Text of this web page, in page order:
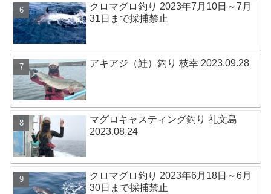
クロマグロ釣り 2023年7月10日～7月
31日まで採捕禁止
アキアジ（鮭）釣り 枝幸 2023.09.28
マグロキャスティング釣り 礼文島
2023.08.24
クロマグロ釣り 2023年6月18日～6月
30日まで採捕禁止